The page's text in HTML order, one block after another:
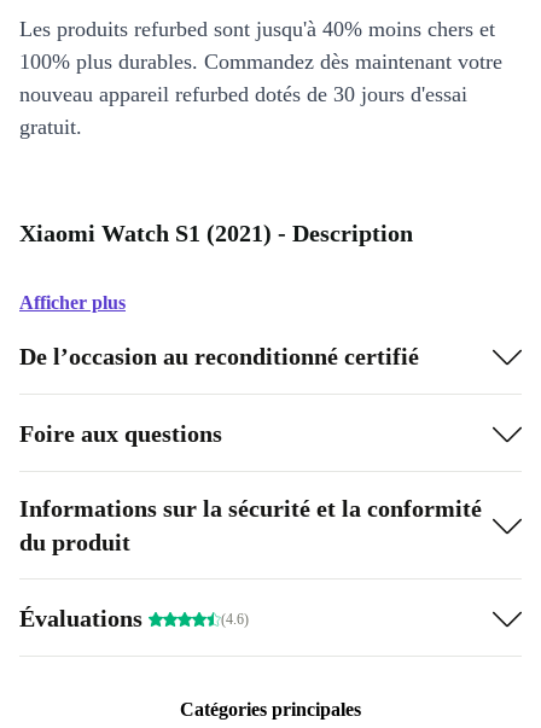
Les produits refurbed sont jusqu'à 40% moins chers et
100% plus durables. Commandez dès maintenant votre
nouveau appareil refurbed dotés de 30 jours d'essai
gratuit.
Xiaomi Watch S1 (2021) - Description
Afficher plus
De l’occasion au reconditionné certifié
Foire aux questions
Informations sur la sécurité et la conformité
du produit
Évaluations (4.6)
Catégories principales